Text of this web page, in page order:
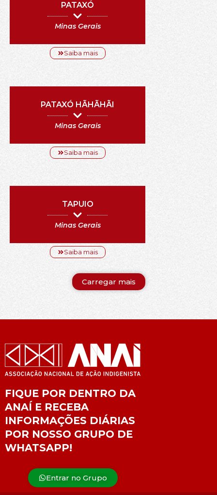
PATAXÓ
Minas Gerais
Saiba mais
PATAXÓ HÃHÃHÃI
Minas Gerais
Saiba mais
TAPUIO
Minas Gerais
Saiba mais
Carregar mais
FIQUE POR DENTRO DA
ANAÍ E RECEBA
INFORMAÇÕES DIÁRIAS
POR NOSSO GRUPO DE
WHATSAPP!
Entrar no Grupo